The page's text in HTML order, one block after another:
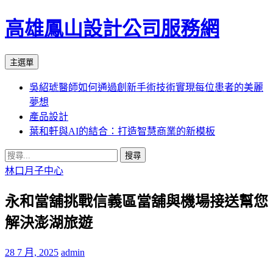
高雄鳳山設計公司服務網
搜
主選單
內
容
吳紹琥醫師如何通過創新手術技術實現每位患者的美麗
夢想
產品設計
葉和軒與AI的結合：打造智慧商業的新模板
搜
尋
鍵
字:
林口月子中心
永和當舖挑戰信義區當舖與機場接送幫您
解決澎湖旅遊
28 7 月, 2025 admin